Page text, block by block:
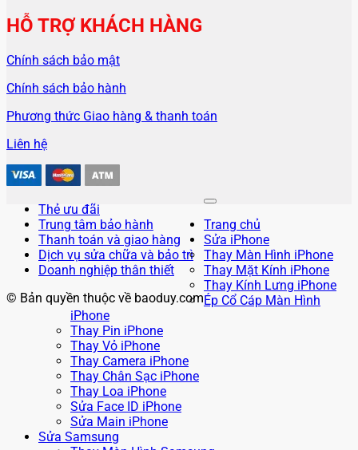
HỖ TRỢ KHÁCH HÀNG
Chính sách bảo mật
Chính sách bảo hành
Phương thức Giao hàng & thanh toán
Liên hệ
Thẻ ưu đãi
Trung tâm bảo hành
Thanh toán và giao hàng
Dịch vụ sửa chữa và bảo trì
Doanh nghiệp thân thiết
© Bản quyền thuộc về baoduy.com
Trang chủ
Sửa iPhone
Thay Màn Hình iPhone
Thay Mặt Kính iPhone
Thay Kính Lưng iPhone
Ép Cổ Cáp Màn Hình
iPhone
Thay Pin iPhone
Thay Vỏ iPhone
Thay Camera iPhone
Thay Chân Sạc iPhone
Thay Loa iPhone
Sửa Face ID iPhone
Sửa Main iPhone
Sửa Samsung